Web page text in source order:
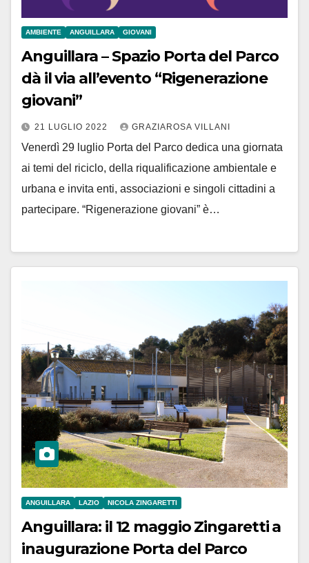
AMBIENTE ANGUILLARA GIOVANI
Anguillara – Spazio Porta del Parco
dà il via all’evento “Rigenerazione
giovani”
21 LUGLIO 2022 GRAZIAROSA VILLANI
Venerdì 29 luglio Porta del Parco dedica una giornata
ai temi del riciclo, della riqualificazione ambientale e
urbana e invita enti, associazioni e singoli cittadini a
partecipare. “Rigenerazione giovani” è…
ANGUILLARA LAZIO NICOLA ZINGARETTI
Anguillara: il 12 maggio Zingaretti a
inaugurazione Porta del Parco